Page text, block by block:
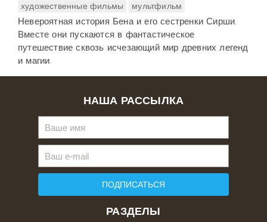
художественные фильмы
мультфильм
Невероятная история Бена и его сестренки Сирши.
Вместе они пускаются в фантастическое
путешествие сквозь исчезающий мир древних легенд
и магии.
РАЗДЕЛЫ
НАША РАССЫЛКА
ПОДПИСАТЬСЯ